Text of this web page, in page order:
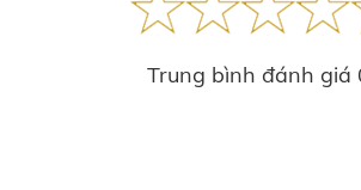
Trung bình đánh giá